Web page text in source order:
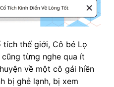
thế giới, Cô bé Lọ
từng nghe qua ít
về một cô gái hiền
bị ghẻ lạnh, bị xem